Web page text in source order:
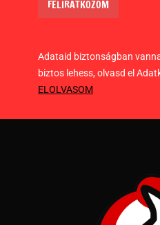
Adataid biztonságban
biztos lehess, olvasd el
ELOLVASOM